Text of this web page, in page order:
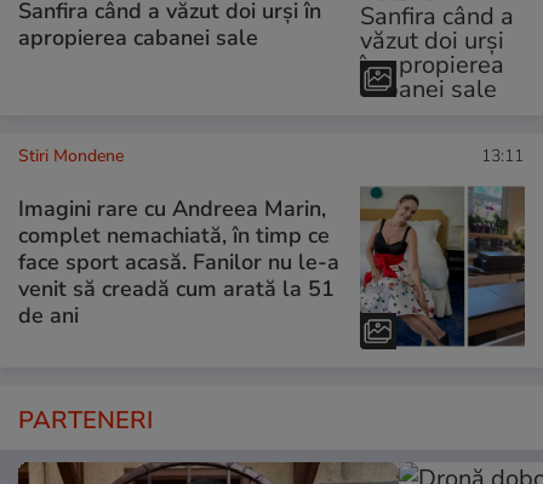
Sanfira când a văzut doi urși în
apropierea cabanei sale
Stiri Mondene 13:11
Imagini rare cu Andreea Marin,
complet nemachiată, în timp ce
face sport acasă. Fanilor nu le-a
venit să creadă cum arată la 51
de ani
PARTENERI